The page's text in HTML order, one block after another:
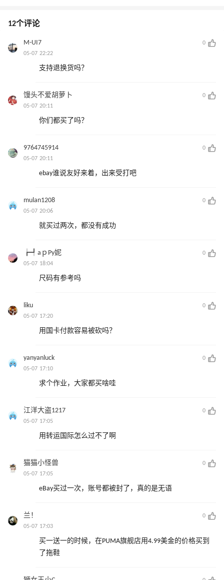
12个评论
M-UI7
0
05-07 22:22
支持退换货吗？
馒头不爱胡萝卜
0
05-07 20:11
你们都买了吗？
9764745914
0
05-07 20:11
ebay谁说友好来着，出来受打吧
mulan1208
0
05-07 20:06
就买过两次，都没有成功
┢┩aｐΡy妮
0
05-07 18:04
尺码有参考吗
liku
0
05-07 17:20
用国卡付款容易被砍吗？
yanyanluck
0
05-07 17:10
求个作业，大家都买啥哇
江洋大盗1217
0
05-07 17:05
用转运国际怎么过不了啊
猫猫小怪兽
0
05-07 17:05
eBay买过一次，账号都被封了，真的是无语
兰！
0
05-07 17:03
买一送一的时候，在PUMA旗舰店用4.99美金的价格买到
了拖鞋